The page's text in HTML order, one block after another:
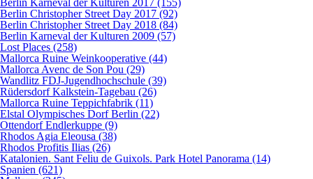
Berlin Karneval der Kulturen 2017 (155)
Berlin Christopher Street Day 2017 (92)
Berlin Christopher Street Day 2018 (84)
Berlin Karneval der Kulturen 2009 (57)
Lost Places (258)
Mallorca Ruine Weinkooperative (44)
Mallorca Avenc de Son Pou (29)
Wandlitz FDJ-Jugendhochschule (39)
Rüdersdorf Kalkstein-Tagebau (26)
Mallorca Ruine Teppichfabrik (11)
Elstal Olympisches Dorf Berlin (22)
Ottendorf Endlerkuppe (9)
Rhodos Agia Eleousa (38)
Rhodos Profitis Ilias (26)
Katalonien. Sant Feliu de Guixols. Park Hotel Panorama (14)
Spanien (621)